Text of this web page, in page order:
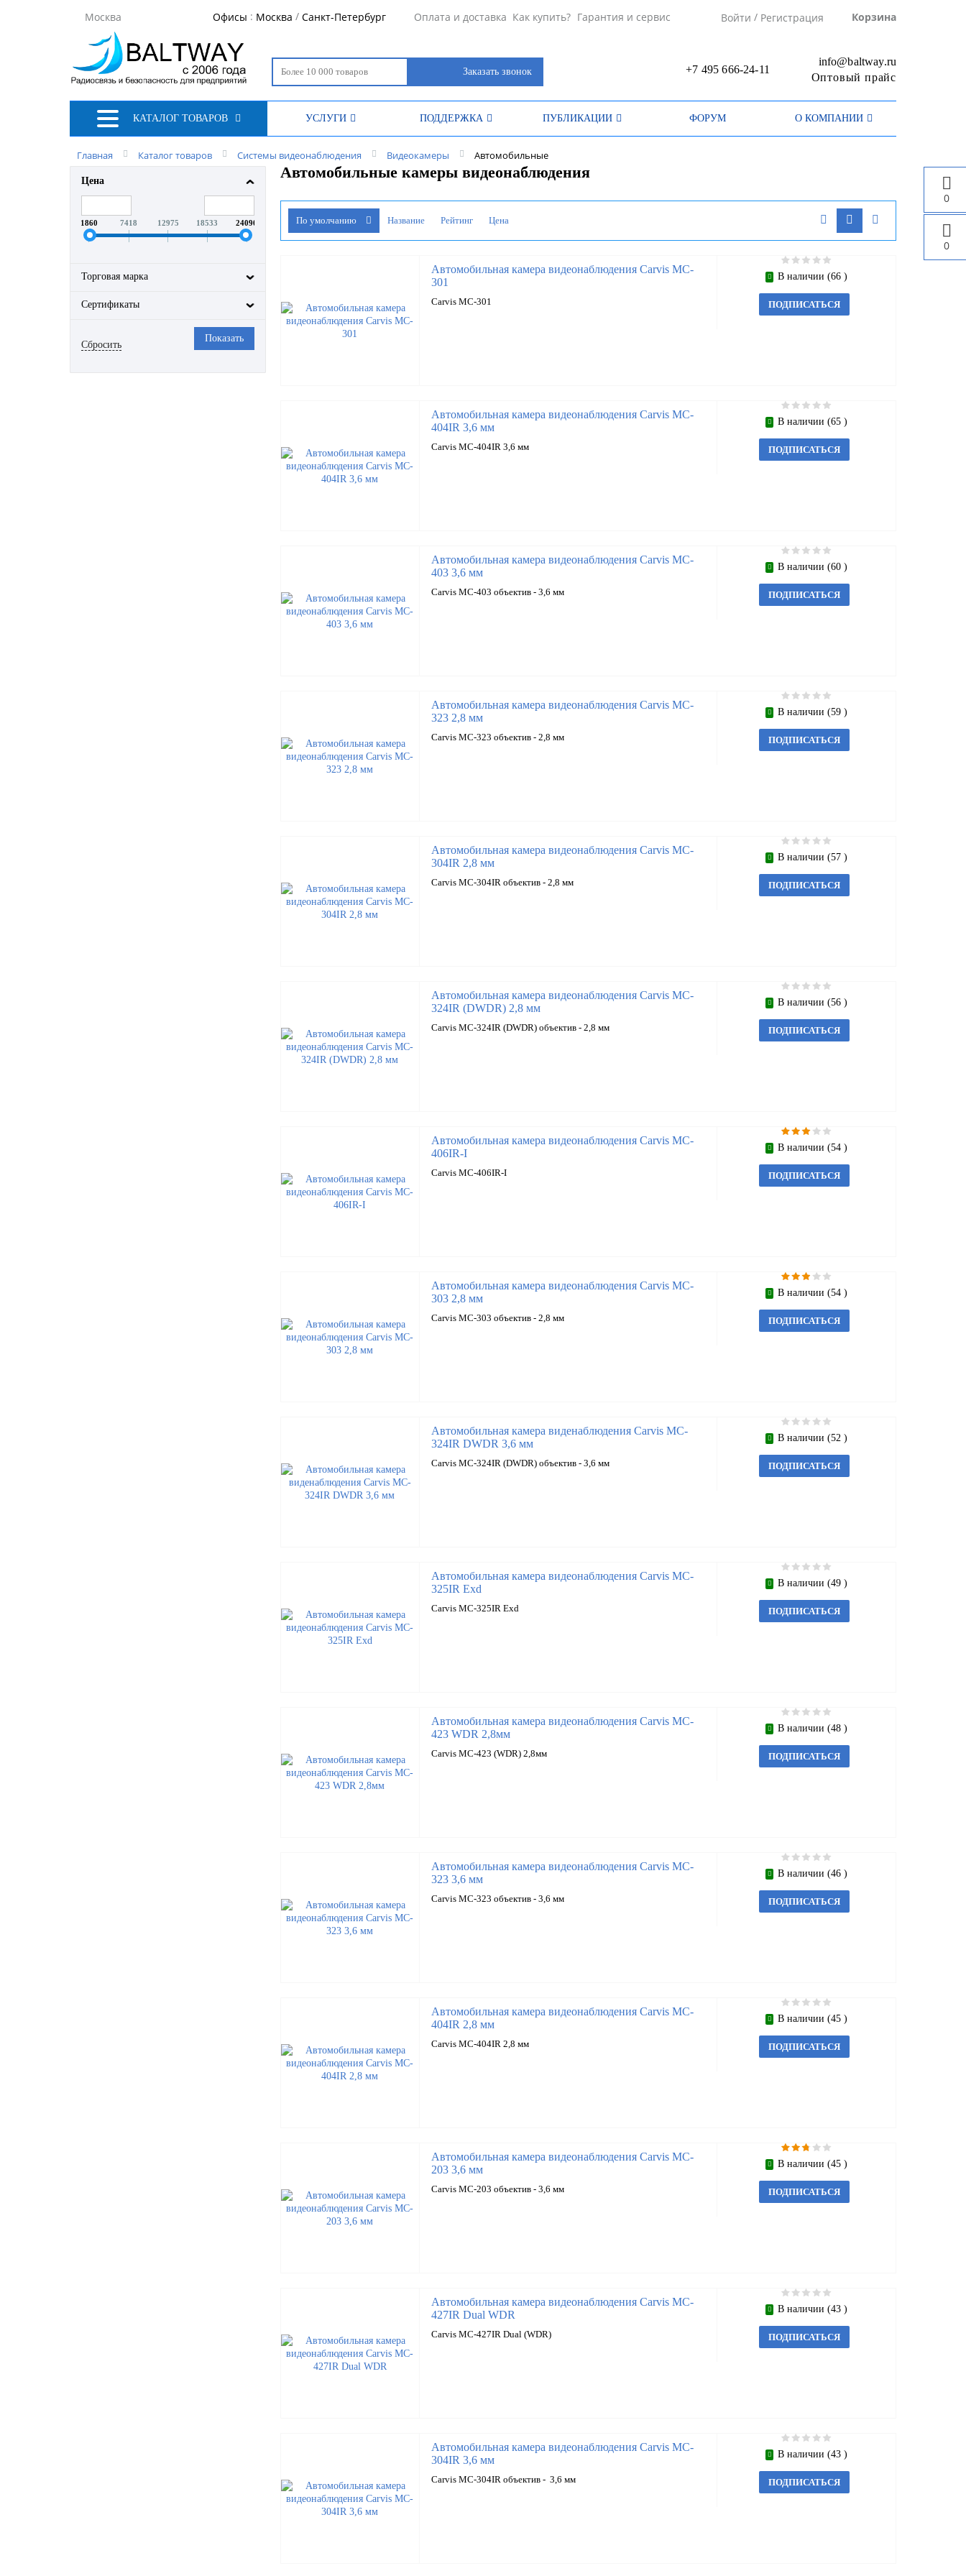
Москва Офисы : Москва / Санкт-Петербург Оплата и доставка Как купить? Гарантия и сервис Войти / Регистрация Корзина
0
0
Заказать звонок +7 495 666-24-11
info@baltway.ru
Оптовый прайс
КАТАЛОГ ТОВАРОВ УСЛУГИ ПОДДЕРЖКА ПУБЛИКАЦИИ ФОРУМ О КОМПАНИИ
Главная Каталог товаров Системы видеонаблюдения Видеокамеры Автомобильные
Цена
1860 7418 12975 18533 24090
Торговая марка
Сертификаты
Автомобильные камеры видеонаблюдения
По умолчанию Название Рейтинг Цена
Автомобильная камера видеонаблюдения Carvis MC-
301
Carvis MC-301
В наличии (66 )
ПОДПИСАТЬСЯ
Автомобильная камера видеонаблюдения Carvis MC-
404IR 3,6 мм
Carvis MC-404IR 3,6 мм
В наличии (65 )
ПОДПИСАТЬСЯ
Автомобильная камера видеонаблюдения Carvis MC-
403 3,6 мм
Carvis MC-403 объектив - 3,6 мм
В наличии (60 )
ПОДПИСАТЬСЯ
Автомобильная камера видеонаблюдения Carvis MC-
323 2,8 мм
Carvis MC-323 объектив - 2,8 мм
В наличии (59 )
ПОДПИСАТЬСЯ
Автомобильная камера видеонаблюдения Carvis MC-
304IR 2,8 мм
Carvis MC-304IR объектив - 2,8 мм
В наличии (57 )
ПОДПИСАТЬСЯ
Автомобильная камера видеонаблюдения Carvis MC-
324IR (DWDR) 2,8 мм
Carvis MC-324IR (DWDR) объектив - 2,8 мм
В наличии (56 )
ПОДПИСАТЬСЯ
Автомобильная камера видеонаблюдения Carvis MC-
406IR-I
Carvis MC-406IR-I
В наличии (54 )
ПОДПИСАТЬСЯ
Автомобильная камера видеонаблюдения Carvis MC-
303 2,8 мм
Carvis MC-303 объектив - 2,8 мм
В наличии (54 )
ПОДПИСАТЬСЯ
Автомобильная камера виденаблюдения Carvis MC-
324IR DWDR 3,6 мм
Carvis MC-324IR (DWDR) объектив - 3,6 мм
В наличии (52 )
ПОДПИСАТЬСЯ
Автомобильная камера видеонаблюдения Carvis MC-
325IR Exd
Carvis MC-325IR Exd
В наличии (49 )
ПОДПИСАТЬСЯ
Автомобильная камера видеонаблюдения Carvis MC-
423 WDR 2,8мм
Carvis MC-423 (WDR) 2,8мм
В наличии (48 )
ПОДПИСАТЬСЯ
Автомобильная камера видеонаблюдения Carvis MC-
323 3,6 мм
Carvis MC-323 объектив - 3,6 мм
В наличии (46 )
ПОДПИСАТЬСЯ
Автомобильная камера видеонаблюдения Carvis MC-
404IR 2,8 мм
Carvis MC-404IR 2,8 мм
В наличии (45 )
ПОДПИСАТЬСЯ
Автомобильная камера видеонаблюдения Carvis MC-
203 3,6 мм
Carvis MC-203 объектив - 3,6 мм
В наличии (45 )
ПОДПИСАТЬСЯ
Автомобильная камера видеонаблюдения Carvis MC-
427IR Dual WDR
Carvis MC-427IR Dual (WDR)
В наличии (43 )
ПОДПИСАТЬСЯ
Автомобильная камера видеонаблюдения Carvis MC-
304IR 3,6 мм
Carvis MC-304IR объектив - 3,6 мм
В наличии (43 )
ПОДПИСАТЬСЯ